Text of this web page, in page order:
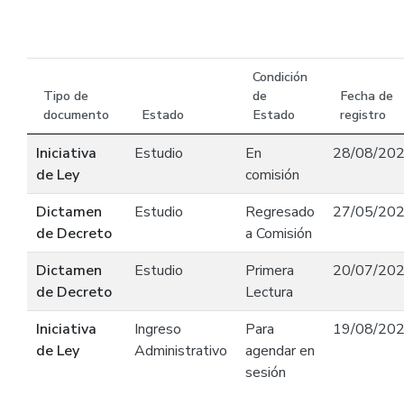
Tipo de
documento
Estado
Condición
de
Estado
Fecha de
registro
Iniciativa
de Ley
Estudio
En
comisión
28/08/
Dictamen
de Decreto
Estudio
Regresado
a Comisión
27/05/
Dictamen
de Decreto
Estudio
Primera
Lectura
20/07/
Iniciativa
de Ley
Ingreso
Administrativo
Para
agendar en
sesión
19/08/